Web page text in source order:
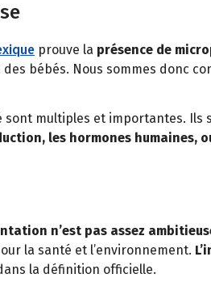
prouve la présence de
bébés. Nous sommes donc
sont multiples et importantes. Ils
les hormones humaines,
n’est pas assez
la santé et l’environnement.
la définition officielle.